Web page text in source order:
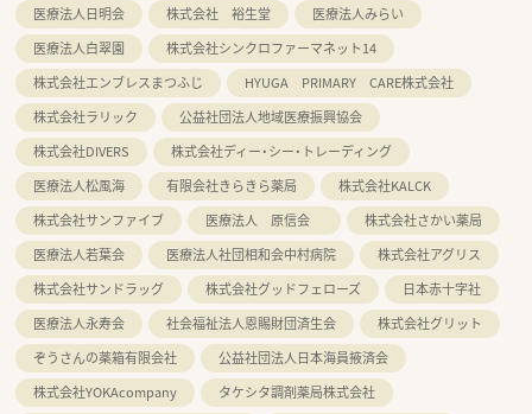
医療法人日明会
株式会社 裕生堂
医療法人みらい
医療法人白翠園
株式会社シンクロファーマネット14
株式会社エンブレスまつふじ
HYUGA PRIMARY CARE株式会社
株式会社ラリック
公益社団法人地域医療振興協会
株式会社DIVERS
株式会社ディー・シー・トレーディング
医療法人松風海
有限会社きらきら薬局
株式会社KALCK
株式会社サンファイブ
医療法人 原信会
株式会社さかい薬局
医療法人若葉会
医療法人社団相和会中村病院
株式会社アグリス
株式会社サンドラッグ
株式会社グッドフェローズ
日本赤十字社
医療法人永寿会
社会福祉法人恩賜財団済生会
株式会社グリット
ぞうさんの薬箱有限会社
公益社団法人日本海員掖済会
株式会社YOKAcompany
タケシタ調剤薬局株式会社